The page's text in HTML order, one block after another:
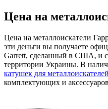
Цена на
Цена на металлоискатели
эти деньги вы получаете
Garrett, сделанный в США, и с
территории Украины. В
катушек для
комплектующих и